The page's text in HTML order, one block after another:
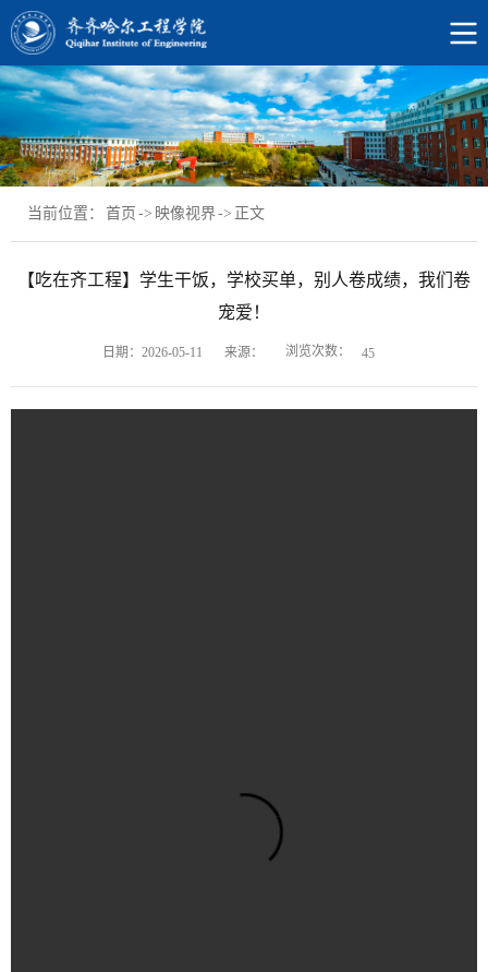
当前位置： 首页 -> 映像视界-> 正文
【吃在齐工程】学生干饭，学校买单，别人卷成绩，我们卷
宠爱！
日期：2026-05-11 来源： 浏览次数： 45